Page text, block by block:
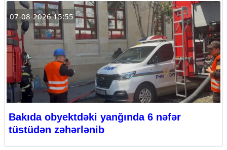
07-08-2026 15:55
Bakıda obyektdəki yanğında 6 nəfər
tüstüdən zəhərlənib